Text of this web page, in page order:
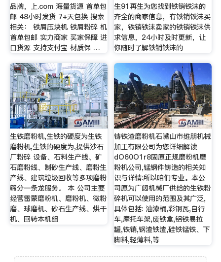
品牌，上.com 海量货源 首单包
邮 48小时发货 7+天包换 搜索
相关： 铁屑压块机 铁屑粉碎 机
首单包邮 实力商家 买家保障 进
口货源 支持支付宝 材质保 …
生91再生为您找到铁销铁沫的
齐全的商家信息，有铁销铁沫买
家，铁销铁沫卖家的铁销铁沫供
求信息，24小时及时更新，让
你随时了解铁销铁沫的
生铁磨粉机,生铁的硬度为生铁
磨粉机,生铁的硬度为,提供沙石
厂粉碎 设备、石料生产线、矿
石磨粉线、制砂生产线、磨粉生
产线、建筑垃圾回收等多项磨粉
筛分一条龙服务。 本 公司主要
经营雷蒙磨粉机、磨粉机、微粉
磨、球磨机、砂石生产线、烘干
机、回转本机组
铸铁渣磨粉机石嘴山市维朋机械
加工有限公司为您详细解读
dO60O1r8固原正规磨粉机磨
粉机公司,锰钢件铸造的相关知
识与详情:所以咱们专业。本公
司愿为广阔机械厂供给的生铁粉
碎机可以使用的范围及其广泛,
具体包括: 油漆桶,彩钢瓦,自行
车,摩托车架,废铁盒,铝铁易拉
罐,铁销,钢渣铁渣,硅铁锰铁、下
脚料,轻薄料,等